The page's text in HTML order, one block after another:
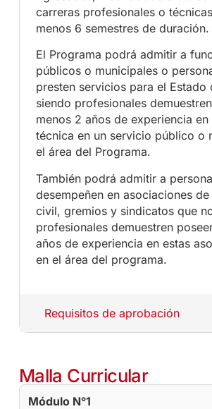
Requisitos de aprobación
carreras profesionales o
menos 6 semestres de duración.
El Programa podrá admitir a
públicos o municipales o
presten servicios para el Estado
siendo profesionales
menos 2 años de experiencia en
técnica en un servicio público o
el área del Programa.
También podrá admitir a
desempeñen en asociaciones
civil, gremios y sindicatos que
profesionales demuestren
años de experiencia en estas
en el área del programa.
Malla Curricular
Módulo N°1